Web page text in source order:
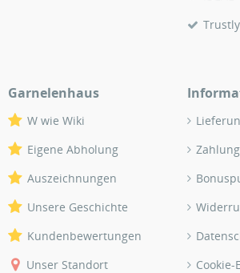
Trustly
Garnelenhaus
W wie Wiki
Eigene Abholung
Auszeichnungen
Unsere Geschichte
Kundenbewertungen
Unser Standort